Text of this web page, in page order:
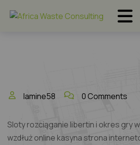
lamine58 0 Comments
Sloty rozciąganie libertin i okres gry
wzdłuż online kasyna strona